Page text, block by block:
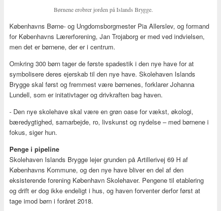
Børnene erobrer jorden på Islands Brygge.
Københavns Børne- og Ungdomsborgmester Pia Allerslev, og formand
for Københavns Lærerforening, Jan Trojaborg er med ved indvielsen,
men det er børnene, der er i centrum.
Omkring 300 børn tager de første spadestik i den nye have for at
symbolisere deres ejerskab til den nye have. Skolehaven Islands
Brygge skal først og fremmest være børnenes, forklarer Johanna
Lundell, som er initativtager og drivkraften bag haven.
- Den nye skolehave skal være en grøn oase for vækst, økologi,
bæredygtighed, samarbejde, ro, livskunst og nydelse – med børnene i
fokus, siger hun.
Penge i pipeline
Skolehaven Islands Brygge lejer grunden på Artillerivej 69 H af
Københavns Kommune, og den nye have bliver en del af den
eksisterende forening København Skolehaver. Pengene til etablering
og drift er dog ikke endeligt i hus, og haven forventer derfor først at
tage imod børn i foråret 2018.